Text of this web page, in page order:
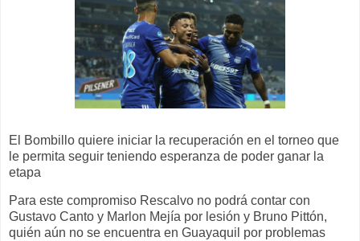
El Bombillo quiere iniciar la recuperación en el torneo que
le permita seguir teniendo esperanza de poder ganar la
etapa
Para este compromiso Rescalvo no podrá contar con
Gustavo Canto y Marlon Mejía por lesión y Bruno Pittón,
quién aún no se encuentra en Guayaquil por problemas